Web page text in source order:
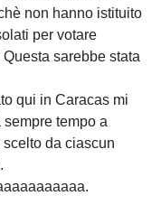
non hanno istituito
per votare
sarebbe stata
qui in Caracas mi
sempre tempo a
da ciascun